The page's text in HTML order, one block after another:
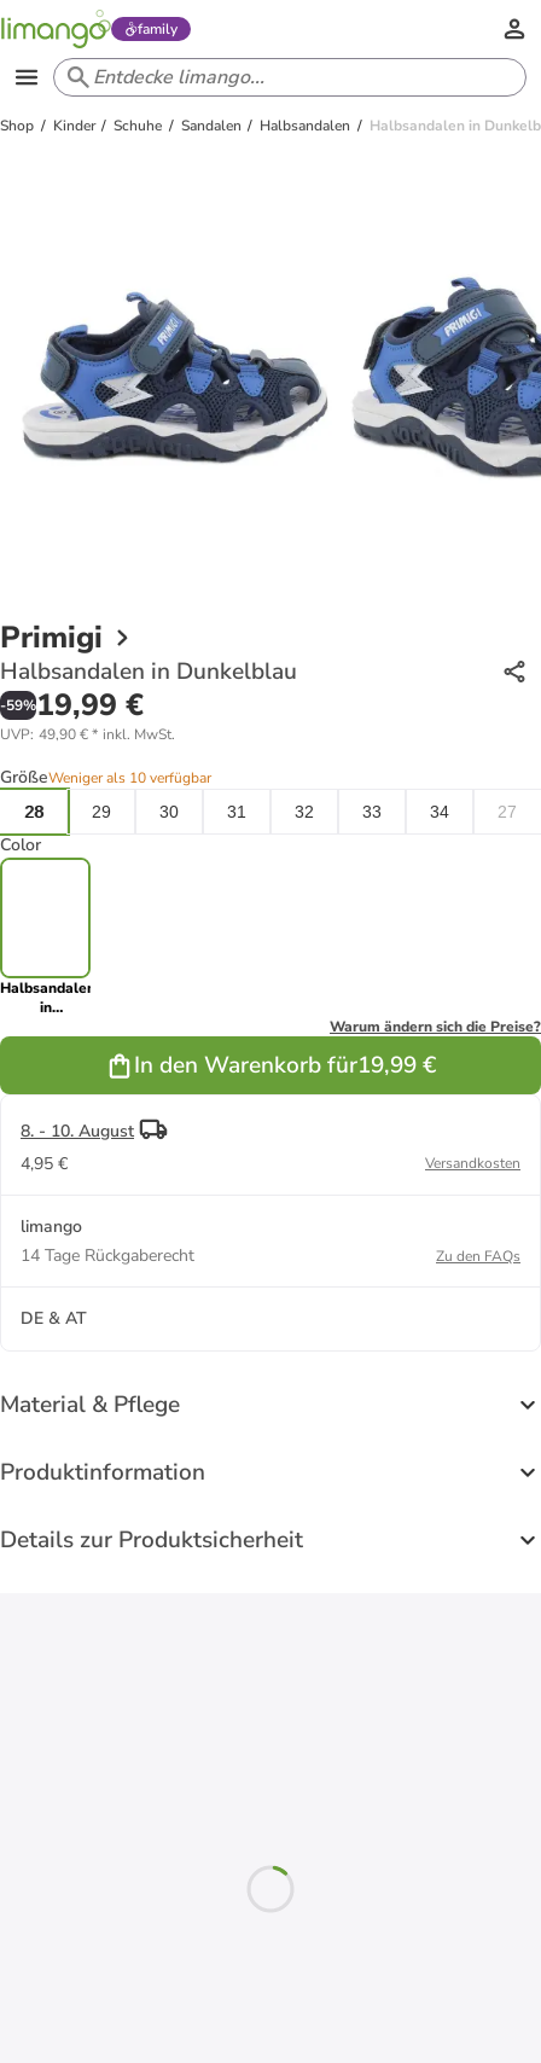
family
Shop Kinder Schuhe Sandalen Halbsandalen Halbsandalen in
Primigi
Halbsandalen in Dunkelblau
-59%19,99 €
UVP: 49,90 €* inkl. MwSt.
GrößeWeniger als 10 verfügbar
28
29 30 31 32 33 34 27
Color
Halbsandalen
in
Warum ändern sich die Preise?
In den Warenkorb für19,99 €
8. - 10. August
4,95 €
Versandkosten
limango
14 Tage Rückgaberecht
Zu den FAQs
DE & AT
Material & Pflege
Produktinformation
Details zur Produktsicherheit